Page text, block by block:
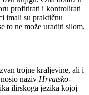
profitirati i kontrolirati
imali su praktičnu
to ne može uraditi silom,
trojne kraljevine, ali i
naziv Hrvatsko-
ilirskoga jezika kojoj